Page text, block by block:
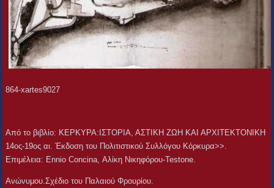
864-xartes9027
Aπό το βιβλίο: ΚΕΡΚΥΡΑ:ΙΣΤΟΡΙΑ, ΑΣΤΙΚΗ ΖΩΗ ΚΑΙ ΑΡΧΙΤΕΚΤΟΝΙΚΗ
14ος-19ος αι. Έκδοση του Πολιτιστικού Συλλόγου Κόρκυρα>>.
Επιμέλεια: Ennio Concina, Αλίκη Νικηφόρου-Testone.
Ανώνυμου.Σχέδιο του Παλαιού Φρουρίου.